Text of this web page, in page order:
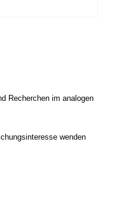
Recherchen im analogen
wenden